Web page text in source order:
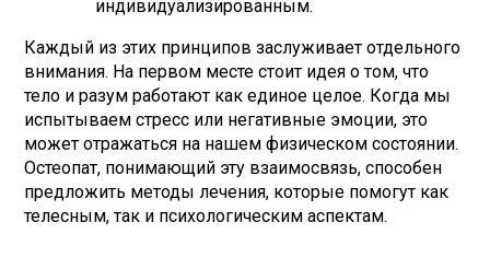
индивидуализированным.
Каждый из этих принципов заслуживает отдельного
внимания. На первом месте стоит идея о том, что
тело и разум работают как единое целое. Когда мы
испытываем стресс или негативные эмоции, это
может отражаться на нашем физическом состоянии.
Остеопат, понимающий эту взаимосвязь, способен
предложить методы лечения, которые помогут как
телесным, так и психологическим аспектам.